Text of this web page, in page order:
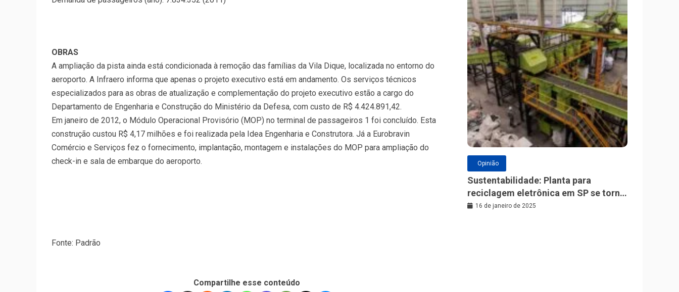
OBRAS
A ampliação da pista ainda está condicionada à remoção das famílias da Vila Dique, localizada no entorno do
aeroporto. A Infraero informa que apenas o projeto executivo está em andamento. Os serviços técnicos
especializados para as obras de atualização e complementação do projeto executivo estão a cargo do
Departamento de Engenharia e Construção do Ministério da Defesa, com custo de R$ 4.424.891,42.
Em janeiro de 2012, o Módulo Operacional Provisório (MOP) no terminal de passageiros 1 foi concluído. Esta
construção custou R$ 4,17 milhões e foi realizada pela Idea Engenharia e Construtora. Já a Eurobravin
Comércio e Serviços fez o fornecimento, implantação, montagem e instalações do MOP para ampliação do
check-in e sala de embarque do aeroporto.
Fonte: Padrão
Compartilhe esse conteúdo
Opinião
Sustentabilidade: Planta para
reciclagem eletrônica em SP se torna
a maior da América Latina
16 de janeiro de 2025